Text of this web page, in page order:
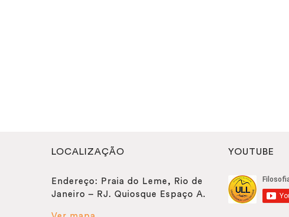
LOCALIZAÇÃO
Endereço: Praia do Leme, Rio de
Janeiro – RJ. Quiosque Espaço A.
YOUTUBE